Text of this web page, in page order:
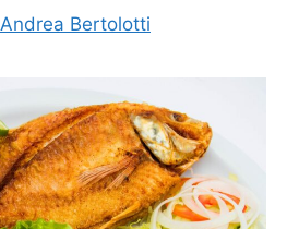
Andrea Bertolotti